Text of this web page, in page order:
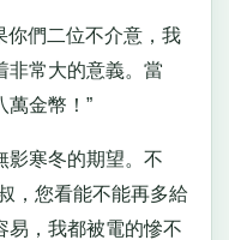
們二位不介意，我
非常大的意義。當
萬金幣！”
寒冬的期望。不
，您看能不能再多給
易，我都被電的慘不